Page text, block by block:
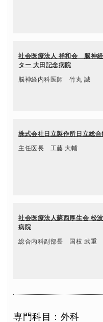
社会医療法人 祥和会 脳神
ター 大田記念病院
脳神経内科医師 竹丸 誠
株式会社日立製作所日立総合
主任医長 工藤 大輔
社会医療法人蘇西厚生会 松
病院
総合内科副部長 国枝 武重
専門科目：外科